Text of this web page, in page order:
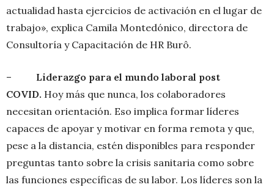
actualidad hasta ejercicios de activación en el lugar de
trabajo», explica Camila Montedónico, directora de
Consultoría y Capacitación de HR Burô.
– Liderazgo para el mundo laboral post
COVID. Hoy más que nunca, los colaboradores
necesitan orientación. Eso implica formar líderes
capaces de apoyar y motivar en forma remota y que,
pese a la distancia, estén disponibles para responder
preguntas tanto sobre la crisis sanitaria como sobre
las funciones específicas de su labor. Los líderes son la